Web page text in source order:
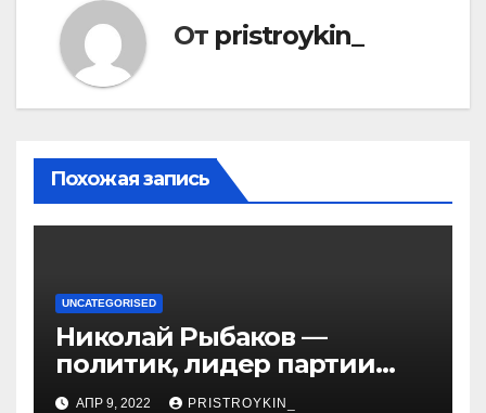
От pristroykin_
Похожая запись
UNCATEGORISED
Николай Рыбаков —
политик, лидер партии
Яблоко и его биография
АПР 9, 2022 PRISTROYKIN_